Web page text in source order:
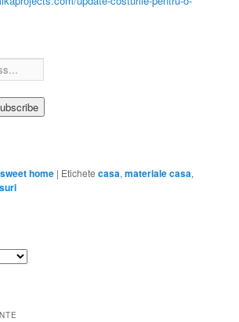
home | Etichete casa,materiale casa,